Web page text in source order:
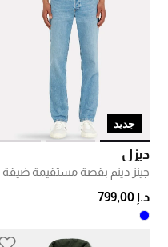
جديد
ديزل
جينز دينم بقصة مستقيمة ضيقة
د.إ 799,00